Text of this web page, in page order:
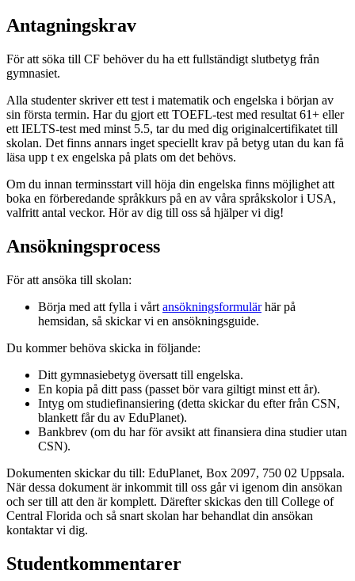
Antagningskrav
För att söka till CF behöver du ha ett fullständigt slutbetyg från
gymnasiet.
Alla studenter skriver ett test i matematik och engelska i början av
sin första termin. Har du gjort ett TOEFL-test med resultat 61+ eller
ett IELTS-test med minst 5.5, tar du med dig originalcertifikatet till
skolan. Det finns annars inget speciellt krav på betyg utan du kan få
läsa upp t ex engelska på plats om det behövs.
Om du innan terminsstart vill höja din engelska finns möjlighet att
boka en förberedande språkkurs på en av våra språkskolor i USA,
valfritt antal veckor. Hör av dig till oss så hjälper vi dig!
Ansökningsprocess
För att ansöka till skolan:
Börja med att fylla i vårt ansökningsformulärhär på
hemsidan, så skickar vi en ansökningsguide.
Du kommer behöva skicka in följande:
Ditt gymnasiebetyg översatt till engelska.
En kopia på ditt pass (passet bör vara giltigt minst ett år).
Intyg om studiefinansiering (detta skickar du efter från CSN,
blankett får du av EduPlanet).
Bankbrev (om du har för avsikt att finansiera dina studier utan
CSN).
Dokumenten skickar du till: EduPlanet, Box 2097, 750 02 Uppsala.
När dessa dokument är inkommit till oss går vi igenom din ansökan
och ser till att den är komplett. Därefter skickas den till College of
Central Florida och så snart skolan har behandlat din ansökan
kontaktar vi dig.
Studentkommentarer